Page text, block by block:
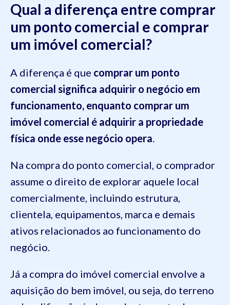
Qual a diferença entre comprar
um ponto comercial e comprar
um imóvel comercial?
A diferença é que comprar um ponto
comercial significa adquirir o negócio em
funcionamento, enquanto comprar um
imóvel comercial é adquirir a propriedade
física onde esse negócio opera.
Na compra do ponto comercial, o comprador
assume o direito de explorar aquele local
comercialmente, incluindo estrutura,
clientela, equipamentos, marca e demais
ativos relacionados ao funcionamento do
negócio.
Já a compra do imóvel comercial envolve a
aquisição do bem imóvel, ou seja, do terreno